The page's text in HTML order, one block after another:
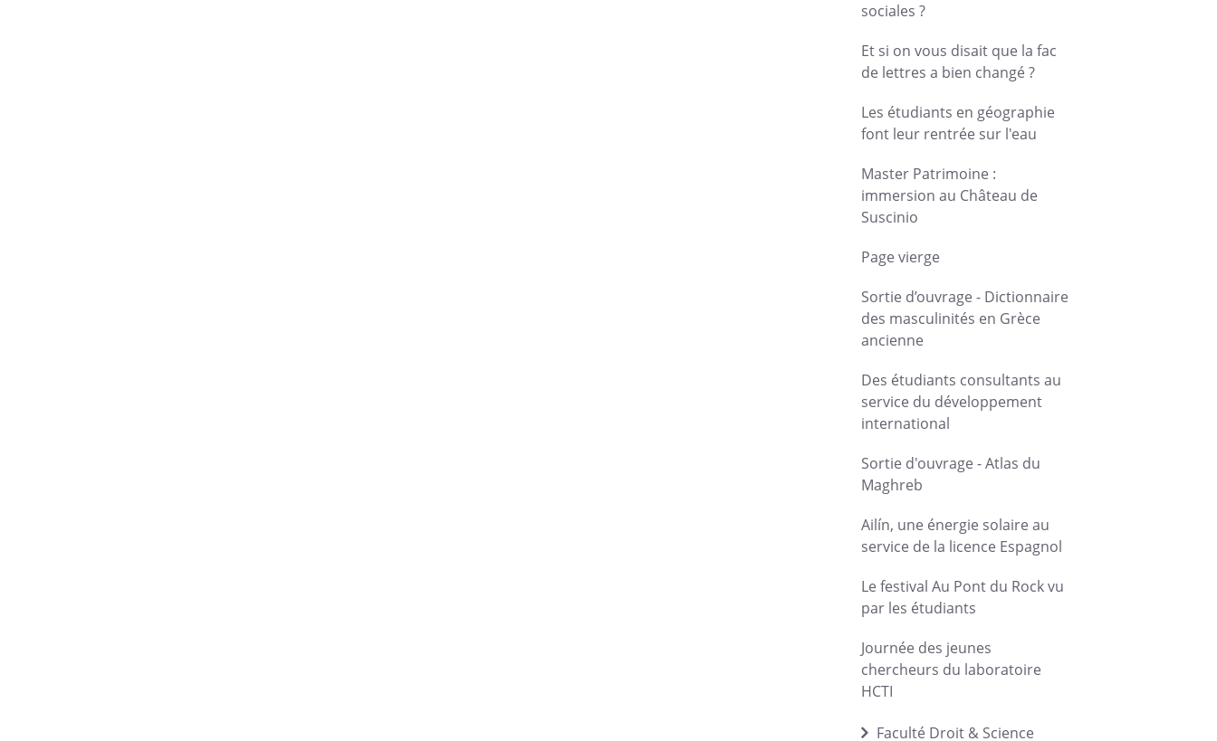
sociales ?
Et si on vous disait que la fac
de lettres a bien changé ?
Les étudiants en géographie
font leur rentrée sur l'eau
Master Patrimoine :
immersion au Château de
Suscinio
Page vierge
Sortie d’ouvrage - Dictionnaire
des masculinités en Grèce
ancienne
Des étudiants consultants au
service du développement
international
Sortie d'ouvrage - Atlas du
Maghreb
Ailín, une énergie solaire au
service de la licence Espagnol
Le festival Au Pont du Rock vu
par les étudiants
Journée des jeunes
chercheurs du laboratoire
HCTI
Faculté Droit & Science